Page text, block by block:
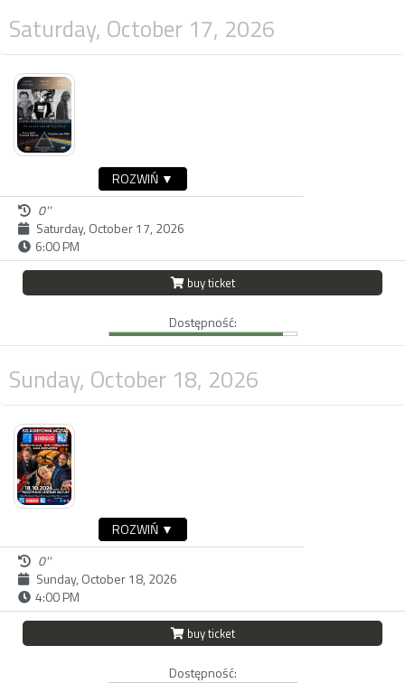
Saturday, October 17, 2026
ROZWIŃ ▼
0''
Saturday, October 17, 2026
6:00 PM
buy ticket
Dostępność:
Sunday, October 18, 2026
ROZWIŃ ▼
0''
Sunday, October 18, 2026
4:00 PM
buy ticket
Dostępność: